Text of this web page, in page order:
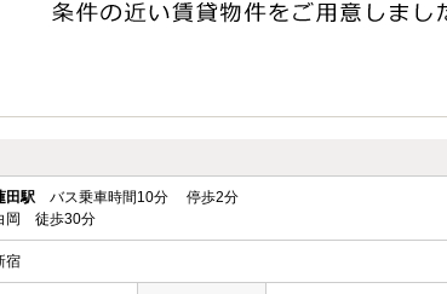
田駅 バス乗車時間10分 停歩2分
岡 徒歩30分
宿